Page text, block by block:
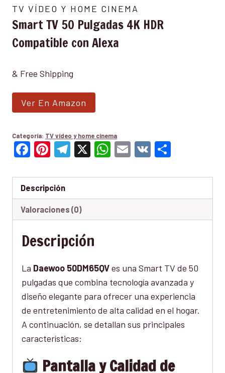
TV VÍDEO Y HOME CINEMA
Smart TV 50 Pulgadas 4K HDR
Compatible con Alexa
& Free Shipping
Ver En Amazon
Categoría: TV vídeo y home cinema
Facebook
Pinterest
Telegram
X WhatsApp
Email
VK
Descripción
Valoraciones (0)
Descripción
La Daewoo 50DM65QVes una Smart TV de 50
pulgadas que combina tecnología avanzada y
diseño elegante para ofrecer una experiencia
de entretenimiento de alta calidad en el hogar.
A continuación, se detallan sus principales
características:
Pantalla y Calidad de